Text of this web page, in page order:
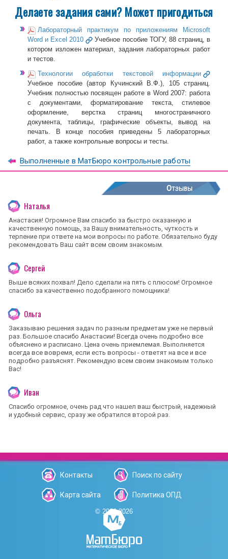
Делаете задания сами? Может пригодиться
Лабораторный практикум по приложениям Microsoft
Word и Excel 2010
Учебное пособие ТОГУ, 88 страниц, в
котором изложен материал, задания лабораторных работ
и тестов.
Технологии обработки текстовой информации
Учебное пособие (автор Кучинский В.Ф.), 105 страниц.
Учебник полностью посвящен работе в Word 2007: работа
с документами, форматирование текста, стилевое
оформление, верстка страниц многостраничного
документа, таблицы, графические объекты, вывод на
печать. В конце пособия приведены 5 лабораторных
работ, а также контрольные вопросы и тесты.
Выполненные в МатБюро контрольные работы
Отзывы
Наталья
Анастасия! Огромное Вам спасибо за быстро оказанную и
качественную помощь, за Вашу внимательность, чуткость и
терпение при ответе на мои вопросы по работе. Обязательно буду
рекомендовать Ваш сайт всем своим знакомым.
Сергей
Выше всяких похвал! Дело сделали на пять с плюсом! Огромное
спасибо за качественно подобранного помощника!
Ольга
Заказываю решения задач по разным предметам уже не первый
раз. Большое спасибо Анастасии! Всегда очень подробно все
объяснено и расписано. Цена очень приемлемая. Выполняется
всегда все вовремя, если есть вопросы - ответят на все и все
подробно разъяснят. Рекомендую всем своим знакомым только
Вас!
Иван
Спасибо огромное, очень рад что нашел ваш быстрый, надежный
и удобный сервис, сразу же обратился второй раз.
Контакты Поиск по сайту
Карта сайта Политика ОПД
© 2006-2026